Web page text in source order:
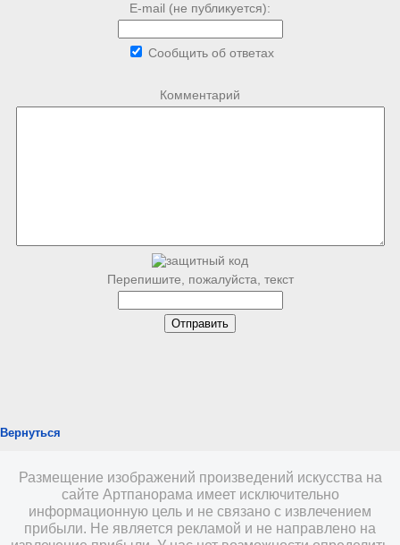
E-mail (не публикуется):
Сообщить об ответах
Комментарий
Перепишите, пожалуйста, текст
Вернуться
Размещение изображений произведений искусства на
сайте Артпанорама имеет исключительно
информационную цель и не связано с извлечением
прибыли. Не является рекламой и не направлено на